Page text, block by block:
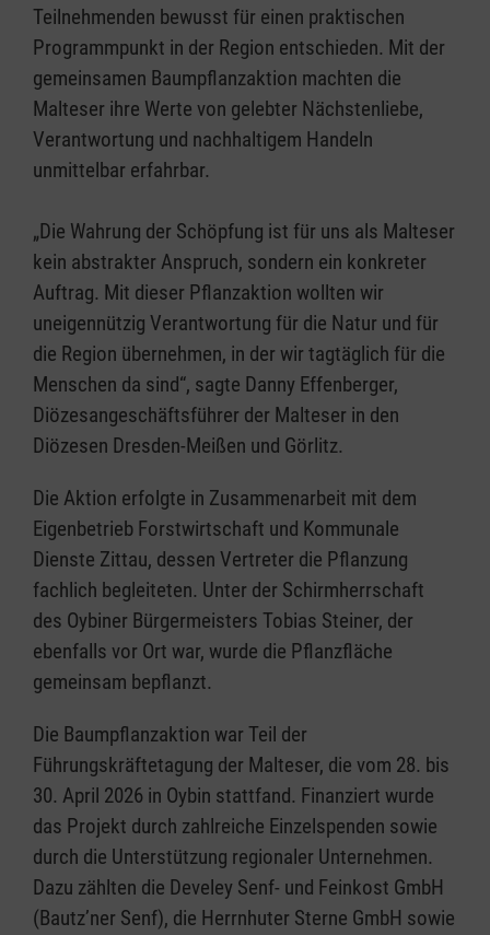
Teilnehmenden bewusst für einen praktischen
Programmpunkt in der Region entschieden. Mit der
gemeinsamen Baumpflanzaktion machten die
Malteser ihre Werte von gelebter Nächstenliebe,
Verantwortung und nachhaltigem Handeln
unmittelbar erfahrbar.
„Die Wahrung der Schöpfung ist für uns als Malteser
kein abstrakter Anspruch, sondern ein konkreter
Auftrag. Mit dieser Pflanzaktion wollten wir
uneigennützig Verantwortung für die Natur und für
die Region übernehmen, in der wir tagtäglich für die
Menschen da sind“, sagte Danny Effenberger,
Diözesangeschäftsführer der Malteser in den
Diözesen Dresden-Meißen und Görlitz.
Die Aktion erfolgte in Zusammenarbeit mit dem
Eigenbetrieb Forstwirtschaft und Kommunale
Dienste Zittau, dessen Vertreter die Pflanzung
fachlich begleiteten. Unter der Schirmherrschaft
des Oybiner Bürgermeisters Tobias Steiner, der
ebenfalls vor Ort war, wurde die Pflanzfläche
gemeinsam bepflanzt.
Die Baumpflanzaktion war Teil der
Führungskräftetagung der Malteser, die vom 28. bis
30. April 2026 in Oybin stattfand. Finanziert wurde
das Projekt durch zahlreiche Einzelspenden sowie
durch die Unterstützung regionaler Unternehmen.
Dazu zählten die Develey Senf- und Feinkost GmbH
(Bautz’ner Senf), die Herrnhuter Sterne GmbH sowie